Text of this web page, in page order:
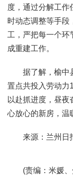
度，通过分解工作
时动态调整等手段
工，严把每一个环
成重建工作。
据了解，榆中县
置点共投入劳动力
以赴抓进度，昼
心放心的新房，温
来源：兰州日
(责编：米媛、